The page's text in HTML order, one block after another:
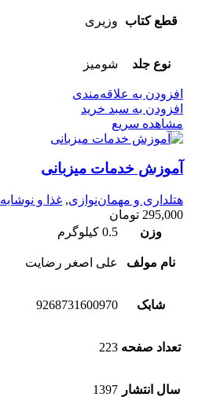
قطع کتاب وزیری
نوع جلد شومیز
افزودن به علاقه‌مندی
افزودن به سبد خرید
مشاهده سریع
آموزش خدمات میزبانی
هتلداری و مهمان‌نوازی, غذا و نوشابه
295,000 تومان
وزن
0.5 کیلوگرم
نام مولف علی اصغر رضایت
شابک 9268731600970
تعداد صفحه 223
سال انتشار 1397